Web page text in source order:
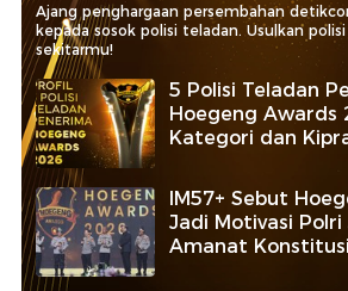
Ajang penghargaan persembahan
kepada sosok polisi teladan. Usulkan
sekitarmu!
5 Polisi Teladan
Hoegeng Awards
Kategori dan
IM57+ Sebut
Jadi Motivasi Polri
Amanat Konstitusi